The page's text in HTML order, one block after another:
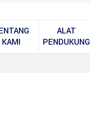
KAMI
ALAT
PENDUKUNG